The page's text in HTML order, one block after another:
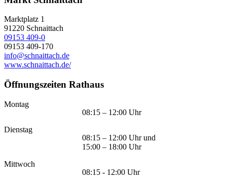
Marktplatz 1
91220 Schnaittach
09153 409-0
09153 409-170
info@schnaittach.de
www.schnaittach.de/
Öffnungszeiten Rathaus
Montag
08:15 – 12:00 Uhr
Dienstag
08:15 – 12:00 Uhr und
15:00 – 18:00 Uhr
Mittwoch
08:15 - 12:00 Uhr